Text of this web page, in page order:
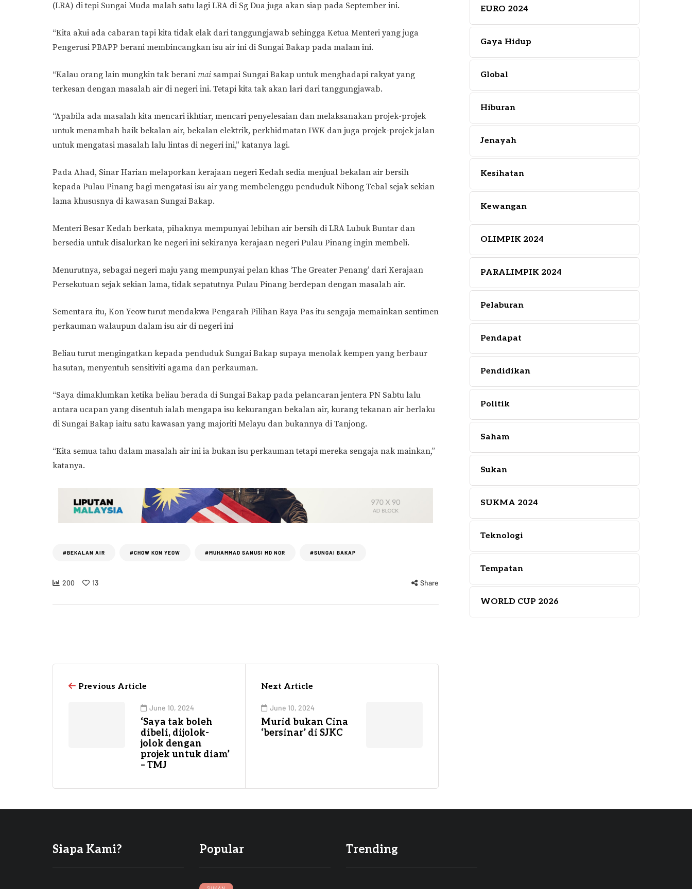
(LRA) di tepi Sungai Muda malah satu lagi LRA di Sg Dua juga akan siap pada September ini.
“Kita akui ada cabaran tapi kita tidak elak dari tanggungjawab sehingga Ketua Menteri yang juga
Pengerusi PBAPP berani membincangkan isu air ini di Sungai Bakap pada malam ini.
“Kalau orang lain mungkin tak berani mai sampai Sungai Bakap untuk menghadapi rakyat yang
terkesan dengan masalah air di negeri ini. Tetapi kita tak akan lari dari tanggungjawab.
“Apabila ada masalah kita mencari ikhtiar, mencari penyelesaian dan melaksanakan projek-projek
untuk menambah baik bekalan air, bekalan elektrik, perkhidmatan IWK dan juga projek-projek jalan
untuk mengatasi masalah lalu lintas di negeri ini,” katanya lagi.
Pada Ahad, Sinar Harian melaporkan kerajaan negeri Kedah sedia menjual bekalan air bersih
kepada Pulau Pinang bagi mengatasi isu air yang membelenggu penduduk Nibong Tebal sejak sekian
lama khususnya di kawasan Sungai Bakap.
Menteri Besar Kedah berkata, pihaknya mempunyai lebihan air bersih di LRA Lubuk Buntar dan
bersedia untuk disalurkan ke negeri ini sekiranya kerajaan negeri Pulau Pinang ingin membeli.
Menurutnya, sebagai negeri maju yang mempunyai pelan khas ‘The Greater Penang’ dari Kerajaan
Persekutuan sejak sekian lama, tidak sepatutnya Pulau Pinang berdepan dengan masalah air.
Sementara itu, Kon Yeow turut mendakwa Pengarah Pilihan Raya Pas itu sengaja memainkan sentimen
perkauman walaupun dalam isu air di negeri ini
Beliau turut mengingatkan kepada penduduk Sungai Bakap supaya menolak kempen yang berbaur
hasutan, menyentuh sensitiviti agama dan perkauman.
“Saya dimaklumkan ketika beliau berada di Sungai Bakap pada pelancaran jentera PN Sabtu lalu
antara ucapan yang disentuh ialah mengapa isu kekurangan bekalan air, kurang tekanan air berlaku
di Sungai Bakap iaitu satu kawasan yang majoriti Melayu dan bukannya di Tanjong.
“Kita semua tahu dalam masalah air ini ia bukan isu perkauman tetapi mereka sengaja nak mainkan,”
katanya.
#BEKALAN AIR #CHOW KON YEOW #MUHAMMAD SANUSI MD NOR #SUNGAI BAKAP
200 13 Share
EURO 2024
Gaya Hidup
Global
Hiburan
Jenayah
Kesihatan
Kewangan
OLIMPIK 2024
PARALIMPIK 2024
Pelaburan
Pendapat
Pendidikan
Politik
Saham
Sukan
SUKMA 2024
Teknologi
Tempatan
WORLD CUP 2026
Previous Article
June 10, 2024
‘Saya tak boleh
dibeli, dijolok-
jolok dengan
projek untuk diam’
– TMJ
Next Article
June 10, 2024
Murid bukan Cina
‘bersinar’ di SJKC
Siapa Kami? Popular Trending